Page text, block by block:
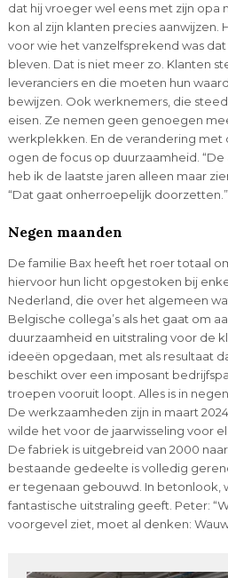
dat hij vroeger wel eens met zijn opa
kon al zijn klanten precies aanwijzen.
voor wie het vanzelfsprekend was
bleven. Dat is niet meer zo. Klanten
leveranciers en die moeten hun
bewijzen. Ook werknemers, die
eisen. Ze nemen geen genoegen
werkplekken. En de verandering met
ogen de focus op duurzaamheid.
heb ik de laatste jaren alleen maar
“Dat gaat onherroepelijk doorzetten.”
Negen maanden
De familie Bax heeft het roer totaal
hiervoor hun licht opgestoken bij
Nederland, die over het algemeen
Belgische collega’s als het gaat om
duurzaamheid en uitstraling voor de
ideeën opgedaan, met als resultaat
beschikt over een imposant
troepen vooruit loopt. Alles is in
De werkzaamheden zijn in maart
wilde het voor de jaarwisseling voor
De fabriek is uitgebreid van 2000
bestaande gedeelte is volledig
er tegenaan gebouwd. In betonlook,
fantastische uitstraling geeft. Peter:
voorgevel ziet, moet al denken: